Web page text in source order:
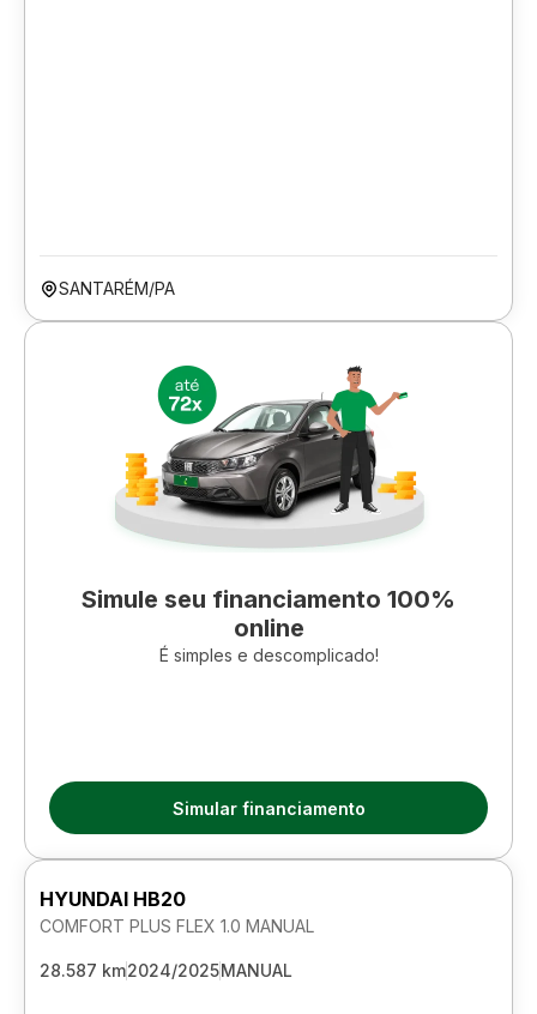
SANTARÉM/PA
Simule seu financiamento 100%
online
É simples e descomplicado!
Simular financiamento
HYUNDAI HB20
COMFORT PLUS FLEX 1.0 MANUAL
28.587 km2024/2025MANUAL